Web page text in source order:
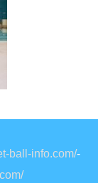
ball-info.com/-